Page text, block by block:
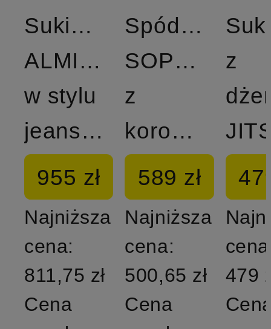
Sukienka
ALMINA
w stylu
jeansowym
955 zł
Najniższa
cena:
811,75 zł
Cena
Spódnica
SOPHIE
z
koronką
589 zł
Najniższa
cena:
500,65 zł
Cena
z
479